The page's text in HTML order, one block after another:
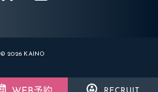
© 2026 KAINO